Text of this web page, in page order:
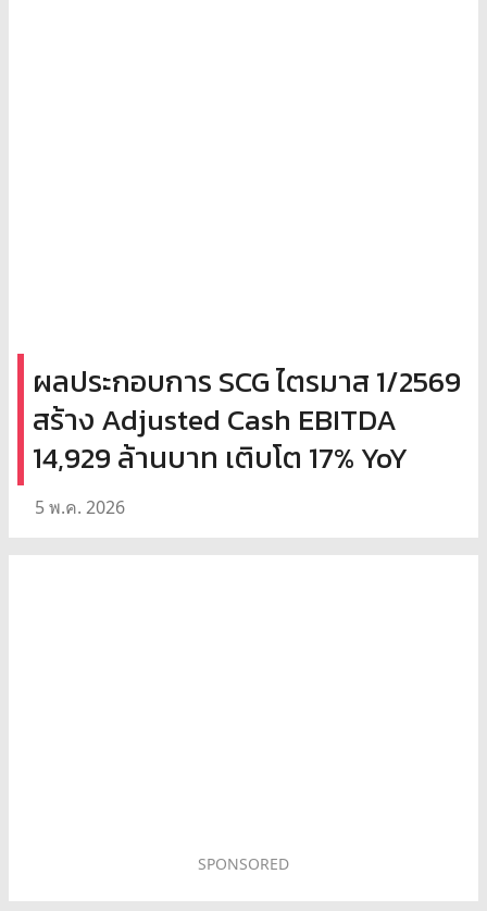
ผลประกอบการ SCG ไตรมาส 1/2569
สร้าง Adjusted Cash EBITDA
14,929 ล้านบาท เติบโต 17% YoY
5 พ.ค. 2026
SPONSORED